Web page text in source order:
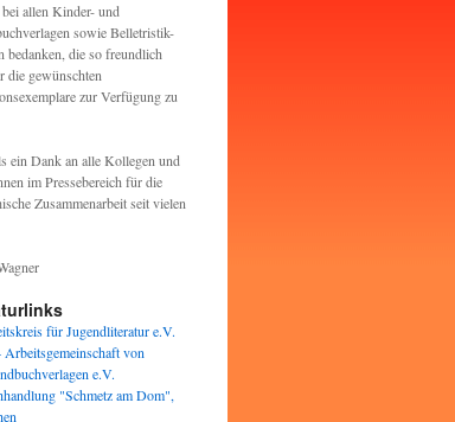
allen Kinder- und
sowie Belletristik-
bedanken, die so freundlich
die gewünschten
zur Verfügung zu
ein Dank an alle Kollegen und
im Pressebereich für die
Zusammenarbeit seit vielen
für Jugendliteratur e.V.
Arbeitsgemeinschaft von
e.V.
"Schmetz am Dom",